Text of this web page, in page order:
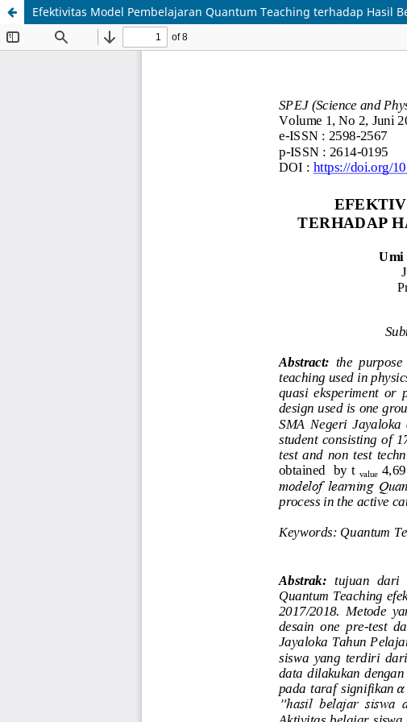
Efektivitas Model Pembelajaran Quantum Teaching terhadap Hasil